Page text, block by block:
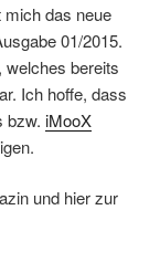
das neue
01/2015.
welches bereits
Ich hoffe, dass
bzw. iMooX
und hier zur